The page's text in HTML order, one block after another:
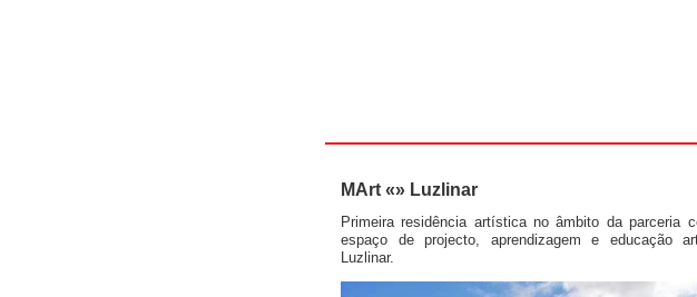
MArt «» Luzlinar
Primeira residência artística no âmbito da parceria
espaço de projecto, aprendizagem e educação
Luzlinar.